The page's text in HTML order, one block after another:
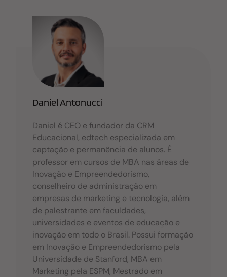
c
o
ailat
s
A
p
p
e
Daniel Antonucci
Daniel é CEO e fundador da CRM
Educacional, edtech especializada em
captação e permanência de alunos. É
professor em cursos de MBA nas áreas de
Inovação e Empreendedorismo,
conselheiro de administração em
empresas de marketing e tecnologia, além
de palestrante em faculdades,
universidades e eventos de educação e
inovação em todo o Brasil. Possui formação
em Inovação e Empreendedorismo pela
Universidade de Stanford, MBA em
Marketing pela ESPM, Mestrado em